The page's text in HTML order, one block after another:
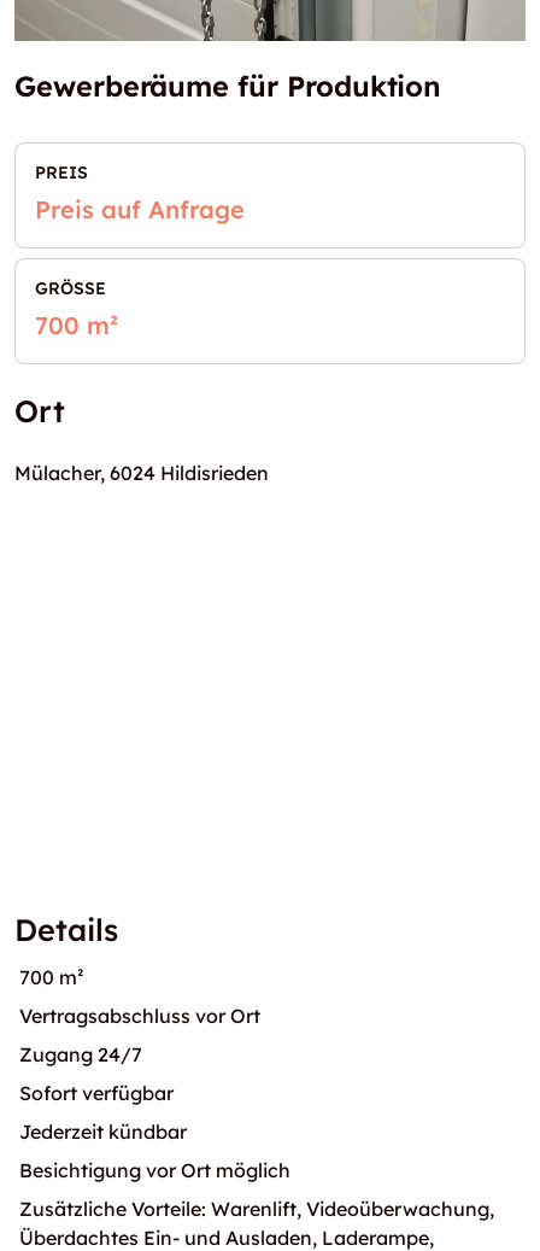
Gewerberäume für Produktion
PREIS
Preis auf Anfrage
GRÖSSE
700 m²
Ort
Mülacher, 6024 Hildisrieden
Details
700 m²
Vertragsabschluss vor Ort
Zugang 24/7
Sofort verfügbar
Jederzeit kündbar
Besichtigung vor Ort möglich
Zusätzliche Vorteile: Warenlift, Videoüberwachung,
Überdachtes Ein- und Ausladen, Laderampe,